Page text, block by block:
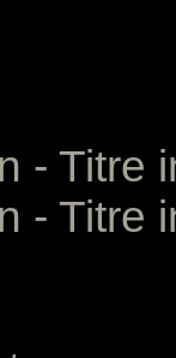
- Titre
- Titre